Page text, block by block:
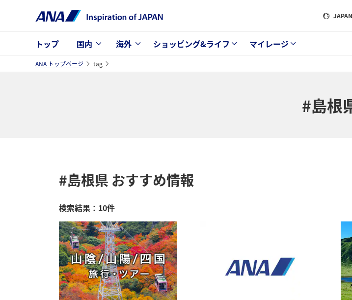
JAPAN
トップ 国内 海外 ショッピング&ライフ マイレージ
ANA トップページ tag
#島根
#島根県 おすすめ情報
検索結果：10件